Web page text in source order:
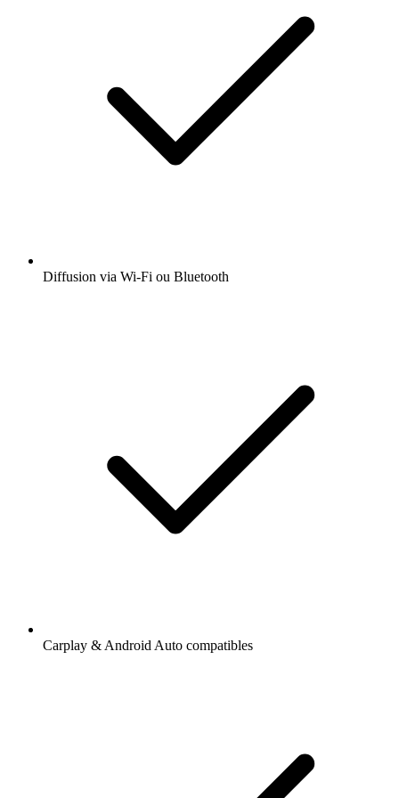
Diffusion via Wi-Fi ou Bluetooth
Carplay & Android Auto compatibles